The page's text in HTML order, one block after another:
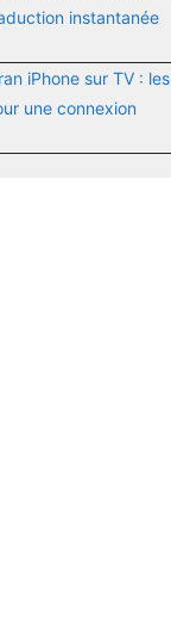
instantanée
iPhone sur TV : les
une connexion